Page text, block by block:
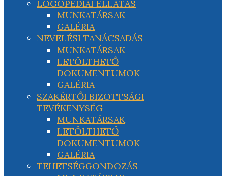
LOGOPÉDIAI ELLÁTÁS
MUNKATÁRSAK
GALÉRIA
NEVELÉSI TANÁCSADÁS
MUNKATÁRSAK
LETÖLTHETŐ
DOKUMENTUMOK
GALÉRIA
SZAKÉRTŐI BIZOTTSÁGI
TEVÉKENYSÉG
MUNKATÁRSAK
LETÖLTHETŐ
DOKUMENTUMOK
GALÉRIA
TEHETSÉGGONDOZÁS